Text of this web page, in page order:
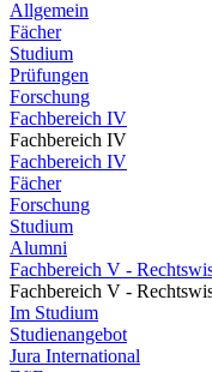
Allgemein
Fächer
Studium
Prüfungen
Forschung
Fachbereich IV
Fachbereich IV
Fachbereich IV
Fächer
Forschung
Studium
Alumni
Fachbereich V -
Fachbereich V -
Im Studium
Studienangebot
Jura International